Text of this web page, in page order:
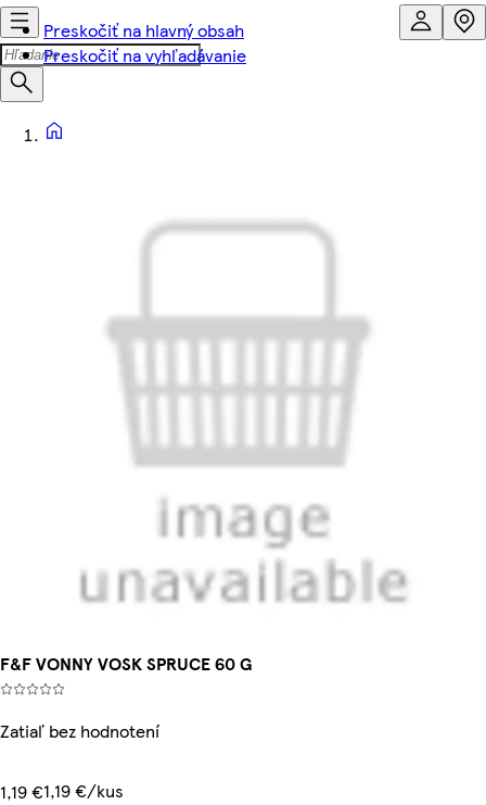
Preskočiť na hlavný obsah
Preskočiť na vyhľadávanie
F&F VONNY VOSK SPRUCE 60 G
Zatiaľ bez hodnotení
1,19 €1,19 €/kus